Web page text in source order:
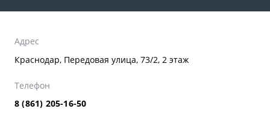
Адрес
Краснодар, Передовая улица, 73/2, 2 этаж
Телефон
8 (861) 205-16-50